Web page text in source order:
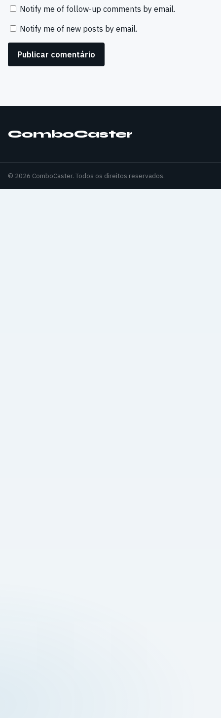
Notify me of follow-up comments by email.
Notify me of new posts by email.
ComboCaster
© 2026 ComboCaster. Todos os direitos reservados.